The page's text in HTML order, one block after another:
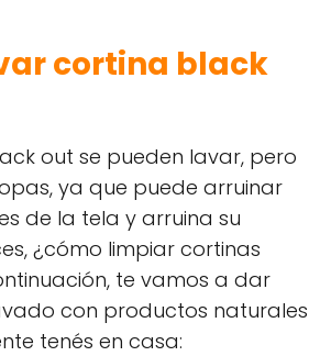
cortina black
out se pueden lavar, pero
ya que puede arruinar
de la tela y arruina su
¿cómo limpiar cortinas
te vamos a dar
con productos naturales
tenés en casa: